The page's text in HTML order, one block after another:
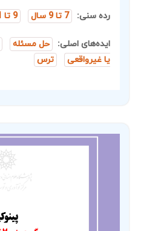
رده سنی: 7 تا 9 سال 9 تا 11 سال
ایده‌های اصلی: حل مسئله
یا غیرواقعی
ترس